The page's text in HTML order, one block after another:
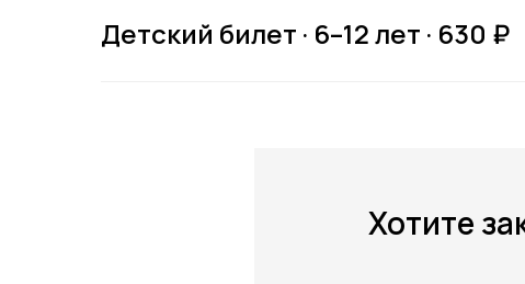
Детский билет · 6–12 лет · 630 ₽
Хотите